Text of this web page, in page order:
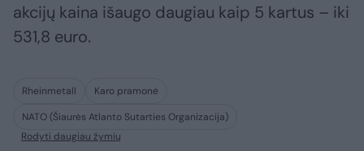
akcijų kaina išaugo daugiau kaip 5 kartus – iki
531,8 euro.
Rheinmetall
Karo pramonė
NATO (Šiaurės Atlanto Sutarties Organizacija)
Rodyti daugiau žymių